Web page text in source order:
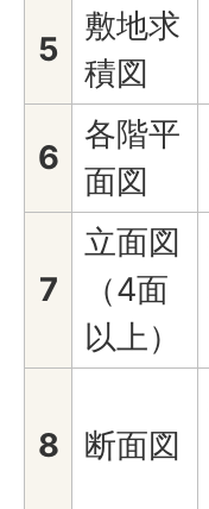
5
敷地求
積図
6
各階平
面図
7
立面図
（4面
以上）
8 断面図